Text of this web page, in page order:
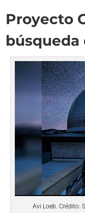
Proyecto
Avi Loeb. Crédito: